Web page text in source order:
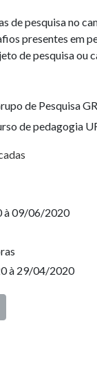
de pesquisa no
presentes em
de pesquisa ou
de Pesquisa
de pedagogia
à 09/06/2020
à 29/04/2020